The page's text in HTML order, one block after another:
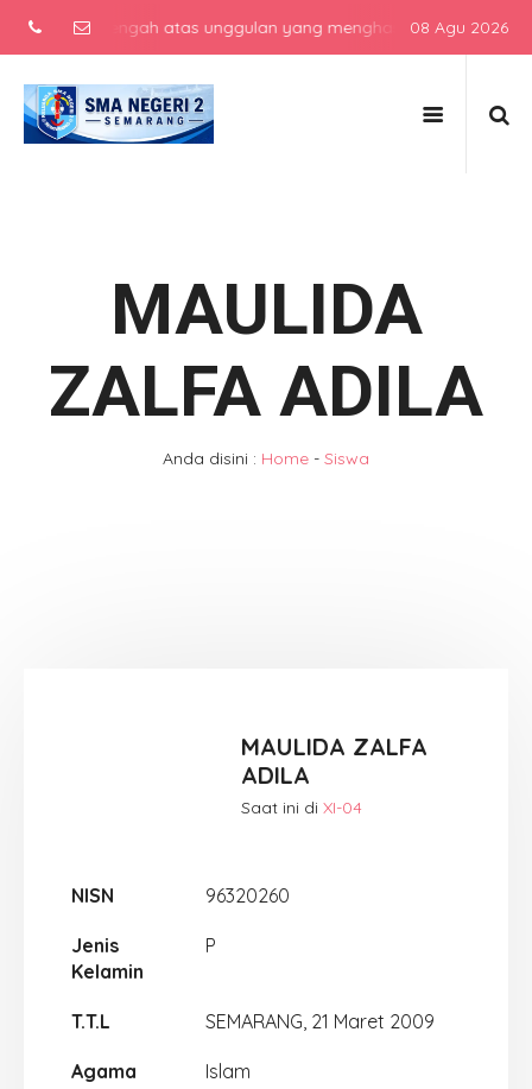
menengah atas unggulan yang menghasilkan lulusan
08 Agu 2026
MAULIDA
ZALFA ADILA
Anda disini : Home - Siswa
MAULIDA ZALFA
ADILA
Saat ini diXI-04
NISN 96320260
Jenis
Kelamin
P
T.T.L SEMARANG, 21 Maret 2009
Agama Islam